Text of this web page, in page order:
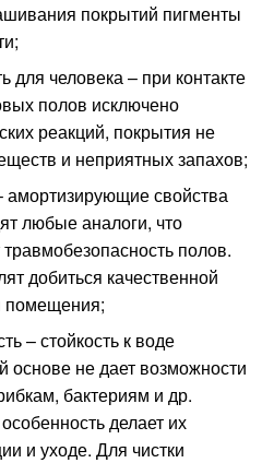
покрытий пигменты
для человека – при контакте
полов исключено
реакций, покрытия не
и неприятных запахов;
амортизирующие свойства
любые аналоги, что
полов.
добиться качественной
помещения;
– стойкость к воде
основе не дает возможности
бактериям и др.
делает их
и уходе. Для чистки